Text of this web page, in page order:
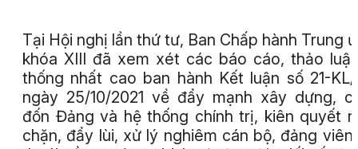
Tại Hội nghị lần thứ tư, Ban Chấp hành Trung
khóa XIII đã xem xét các báo cáo, thảo
thống nhất cao ban hành Kết luận số 21-KL/
ngày 25/10/2021 về đẩy mạnh xây dựng,
đốn Đảng và hệ thống chính trị, kiên quyết
chặn, đẩy lùi, xử lý nghiêm cán bộ, đảng viên